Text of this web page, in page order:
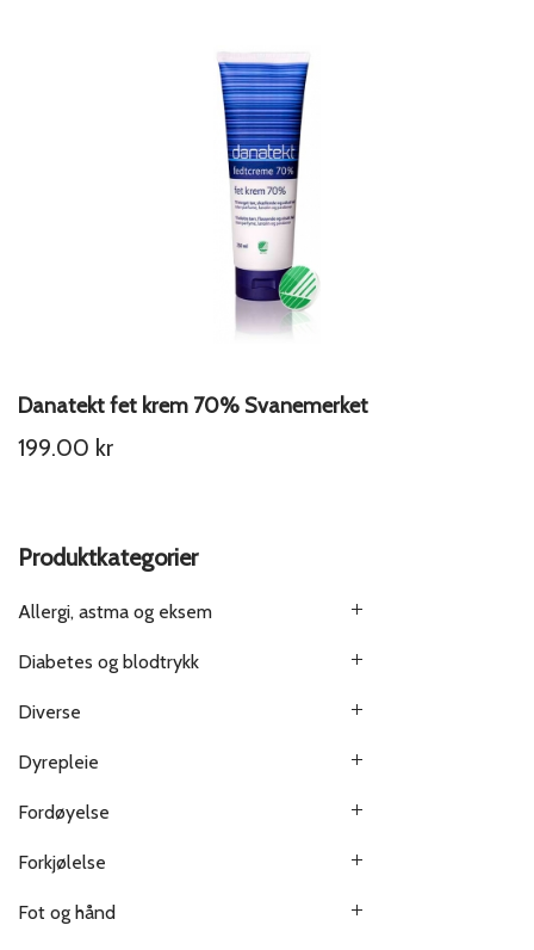
Danatekt fet krem 70% Svanemerket
199.00 kr
Produktkategorier
Allergi, astma og eksem
Diabetes og blodtrykk
Diverse
Dyrepleie
Fordøyelse
Forkjølelse
Fot og hånd